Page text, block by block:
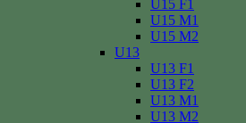
U15 F1
U15 M1
U15 M2
U13
U13 F1
U13 F2
U13 M1
U13 M2